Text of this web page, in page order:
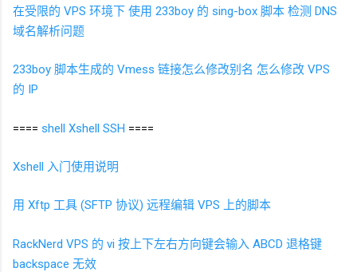
在受限的 VPS 环境下 使用 233boy 的 sing-box 脚本 检测 DNS
域名解析问题
233boy 脚本生成的 Vmess 链接怎么修改别名 怎么修改 VPS
的 IP
==== shell Xshell SSH ====
Xshell 入门使用说明
用 Xftp 工具 (SFTP 协议) 远程编辑 VPS 上的脚本
RackNerd VPS 的 vi 按上下左右方向键会输入 ABCD 退格键
backspace 无效